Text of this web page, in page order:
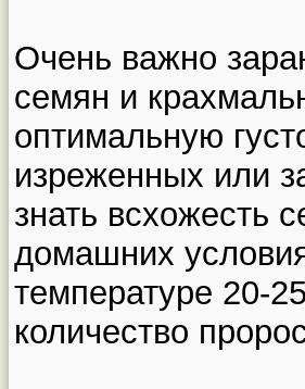
Очень важно
семян и
оптимальную
изреженных или
знать всхожесть
домашних
температуре 20-
количество